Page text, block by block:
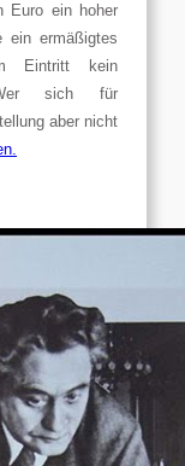
Euro ein hoher
ein ermäßigtes
Eintritt kein
Wer sich für
aber nicht